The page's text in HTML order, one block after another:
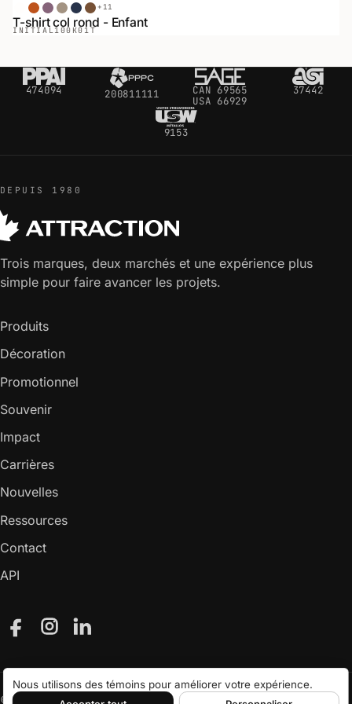
Nous utilisons des témoins pour améliorer votre expérience.
Blanc
Terracotta
Aubergine
Sable
Bleu Minuit
Café
+ 11
T-shirt col rond - Enfant
INITIAL100K01T
474094 200811111
CAN 69565
USA 66929
37442
9153
DEPUIS 1980
Trois marques, deux marchés et une expérience plus
simple pour faire avancer les projets.
Produits
Décoration
Promotionnel
Souvenir
Impact
Carrières
Nouvelles
Ressources
Contact
API
FacebookInstagramLinkedIn
© 2026 Attraction Inc.